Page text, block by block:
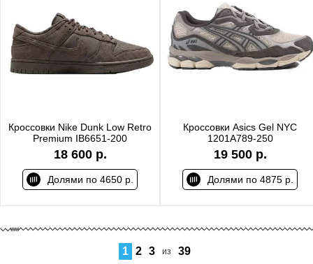
Кроссовки Nike Dunk Low Retro
Premium IB6651-200
18 600 р.
Долями по 4650 р.
Кроссовки Asics Gel NYC
1201A789-250
19 500 р.
Долями по 4875 р.
1 2 3 из 39